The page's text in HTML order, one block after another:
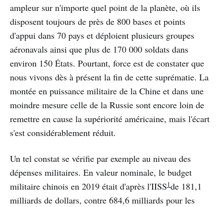
ampleur sur n'importe quel point de la planète, où ils
disposent toujours de près de 800 bases et points
d'appui dans 70 pays et déploient plusieurs groupes
aéronavals ainsi que plus de 170 000 soldats dans
environ 150 États. Pourtant, force est de constater que
nous vivons dès à présent la fin de cette suprématie. La
montée en puissance militaire de la Chine et dans une
moindre mesure celle de la Russie sont encore loin de
remettre en cause la supériorité américaine, mais l'écart
s'est considérablement réduit.
Un tel constat se vérifie par exemple au niveau des
dépenses militaires. En valeur nominale, le budget
militaire chinois en 2019 était d'après l'IISS1de 181,1
milliards de dollars, contre 684,6 milliards pour les